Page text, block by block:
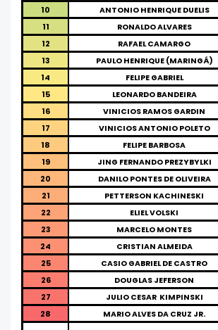
10
ANTONIO HENRIQUE DUELIS
11
RONALDO ALVARES
12
RAFAEL CAMARGO
13
PAULO HENRIQUE (MARINGÁ)
14
FELIPE GABRIEL
15
LEONARDO BANDEIRA
16
VINICIOS RAMOS GARDIN
17
VINICIOS ANTONIO POLETO
18
FELIPE BARBOSA
19
JING FERNANDO PREZYBYLKI
20
DANILO PONTES DE OLIVEIRA
21
PETTERSON KACHINESKI
22
ELIEL VOLSKI
23
MARCELO MONTES
24
CRISTIAN ALMEIDA
25
CASIO GABRIEL DE CASTRO
26
DOUGLAS JEFERSON
27
JULIO CESAR KIMPINSKI
28
MARIO ALVES DA CRUZ JR.